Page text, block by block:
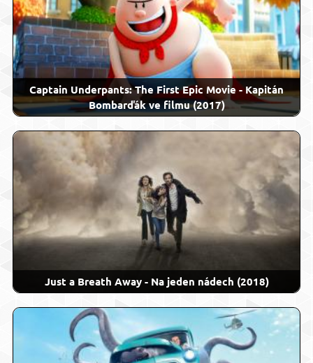
Captain Underpants: The First Epic Movie - Kapitán
Bombarďák ve filmu (2017)
Just a Breath Away - Na jeden nádech (2018)